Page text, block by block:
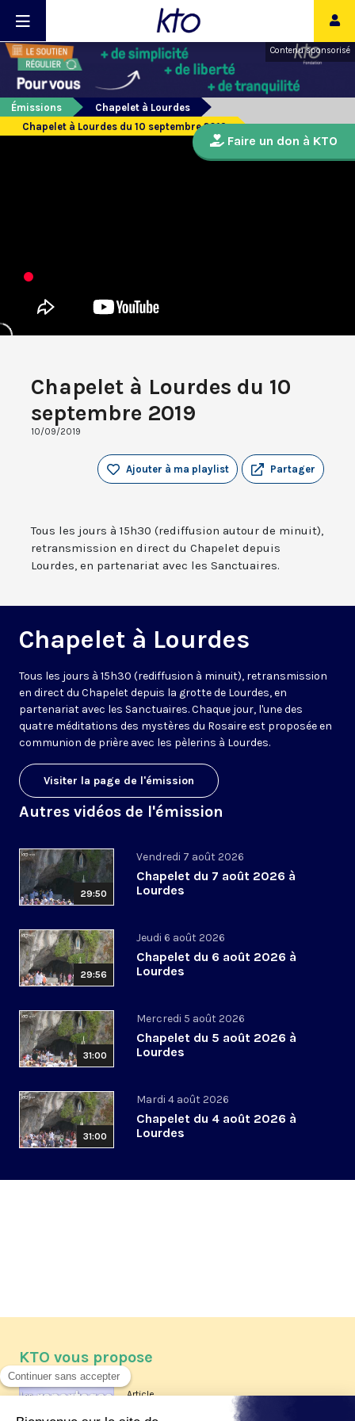
Contenu sponsorisé
Émissions
Chapelet à Lourdes
Chapelet à Lourdes du 10 septembre 2019
Chapelet à Lourdes du 10
septembre 2019
10/09/2019
Partager
Ajouter à ma playlist
Tous les jours à 15h30 (rediffusion autour de minuit),
retransmission en direct du Chapelet depuis
Lourdes, en partenariat avec les Sanctuaires.
Chapelet à Lourdes
Tous les jours à 15h30 (rediffusion à minuit), retransmission
en direct du Chapelet depuis la grotte de Lourdes, en
partenariat avec les Sanctuaires. Chaque jour, l'une des
quatre méditations des mystères du Rosaire est proposée en
communion de prière avec les pèlerins à Lourdes.
Visiter la page de l'émission
Autres vidéos de l'émission
29:50
Vendredi 7 août 2026
Chapelet du 7 août 2026 à
Lourdes
29:56
Jeudi 6 août 2026
Chapelet du 6 août 2026 à
Lourdes
31:00
Mercredi 5 août 2026
Chapelet du 5 août 2026 à
Lourdes
31:00
Mardi 4 août 2026
Chapelet du 4 août 2026 à
Lourdes
Faire un don à KTO
KTO vous propose
Article
Les reportages d'été 2026 de KTO